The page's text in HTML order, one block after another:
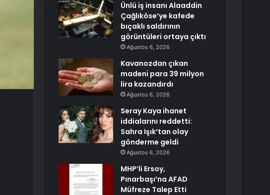
Ünlü iş insanı Alaaddin
Çağlıköse’ye kafede
bıçaklı saldırının
görüntüleri ortaya çıktı
Ağustos 6, 2026
Kavanozdan çıkan
madeni para 39 milyon
lira kazandırdı
Ağustos 6, 2026
Seray Kaya ihanet
iddialarını reddetti:
Sahra Işık’tan olay
gönderme geldi
Ağustos 6, 2026
MHP’li Ersoy,
Pınarbaşı’na AFAD
Müfreze Talep Etti